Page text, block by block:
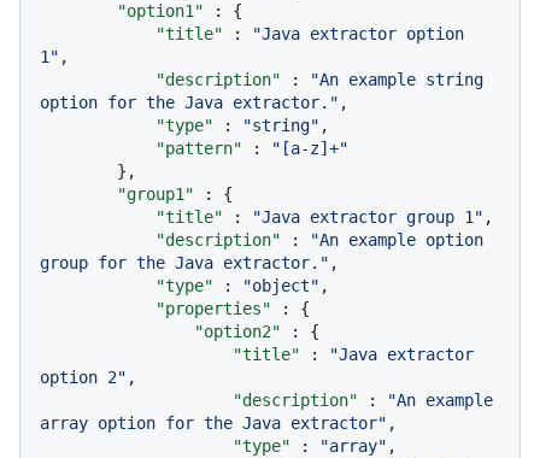
"option1"
:
{
"title"
:
"Java extractor option
1" ,
"description"
:
"An example string
option for the Java extractor." ,
"type"
: "string" ,
"pattern"
:
"[a-z]+"
} ,
"group1"
:
{
"title"
: "Java extractor group 1" ,
"description"
:
"An example option
group for the Java extractor." ,
"type"
: "object" ,
"properties"
:
{
"option2"
:
{
"title"
:
"Java extractor
option 2" ,
"description"
:
"An example
array option for the Java extractor" ,
"type"
: "array" ,